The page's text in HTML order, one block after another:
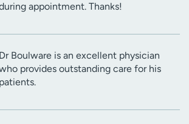
appointment. Thanks!
Dr Boulware is an excellent physician
provides outstanding care for his
patients.